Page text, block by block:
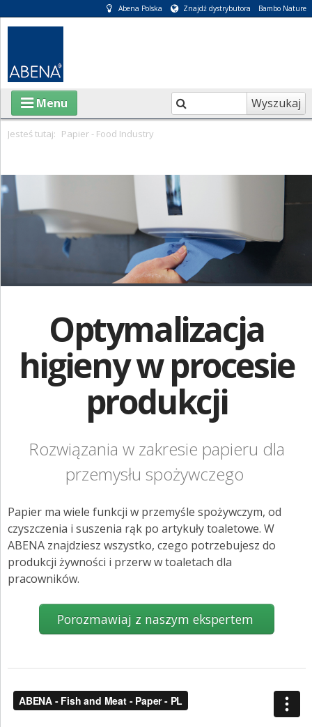
Abena Polska Znajdź dystrybutora Bambo Nature
Wyszukaj
Menu
INFORMACJE
PIELĘGNACJA OSÓB CHORYCH
ZGŁOŚ INCYDENT MEDYCZNY
PRZEMYSŁ SPOŻYWCZY
PIELĘGNACJA SKÓRY
STANOWISKA HIGIENICZNE
RAPORT ESG
ABENA POLSKA
ZNAJDŹ DYSTRYBUTORA
ZALOGUJ SIĘ
Jesteś tutaj: Papier - Food Industry
Optymalizacja
higieny w procesie
produkcji
Rozwiązania w zakresie papieru dla
przemysłu spożywczego
Papier ma wiele funkcji w przemyśle spożywczym, od
czyszczenia i suszenia rąk po artykuły toaletowe. W
ABENA znajdziesz wszystko, czego potrzebujesz do
produkcji żywności i przerw w toaletach dla
pracowników.
Porozmawiaj z naszym ekspertem